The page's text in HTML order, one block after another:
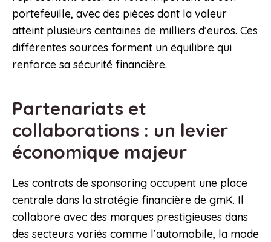
portefeuille, avec des pièces dont la valeur
atteint plusieurs centaines de milliers d’euros. Ces
différentes sources forment un équilibre qui
renforce sa sécurité financière.
Partenariats et
collaborations : un levier
économique majeur
Les contrats de sponsoring occupent une place
centrale dans la stratégie financière de gmK. Il
collabore avec des marques prestigieuses dans
des secteurs variés comme l’automobile, la mode